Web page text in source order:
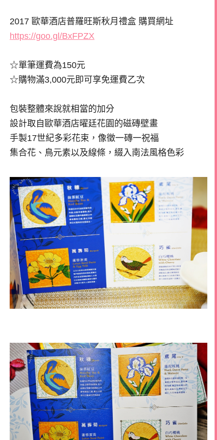
2017 歐華酒店普羅旺斯秋月禮盒 購買網址
https://goo.gl/BxFPZX
☆單筆運費為150元
☆購物滿3,000元即可享免運費乙次
包裝整體來說就相當的加分
設計取自歐華酒店曜廷花園的磁磚壁畫
手製17世紀多彩花束，像徵一磚一祝福
集合花、鳥元素以及線條，綴入南法風格色彩